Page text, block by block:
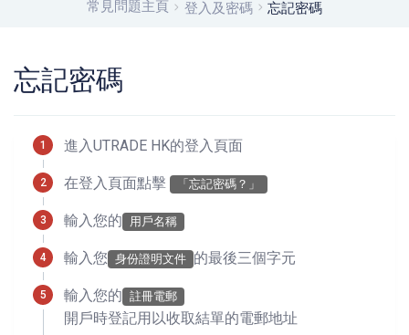
常見問題主頁 登入及密碼 忘記密碼
忘記密碼
進入UTRADE HK的登入頁面
在登入頁面點擊 「忘記密碼？」
輸入您的 用戶名稱
輸入您 身份證明文件 的最後三個字元
輸入您的 註冊電郵
開戶時登記用以收取結單的電郵地址